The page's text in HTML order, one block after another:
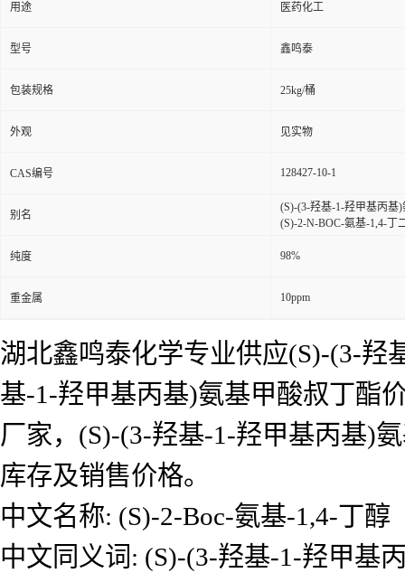
用途 医药化工
型号 鑫鸣泰
包装规格 25kg/桶
外观 见实物
CAS编号 128427-10-1
别名
(S)-(3-羟基-1-羟甲基丙基
(S)-2-N-BOC-氨基-1,4-丁
纯度 98%
重金属 10ppm
湖北鑫鸣泰化学专业供应(S)-(3-羟
基-1-羟甲基丙基)氨基甲酸叔丁酯
厂家，(S)-(3-羟基-1-羟甲基丙基)
库存及销售价格。
中文名称: (S)-2-Boc-氨基-1,4-丁醇
中文同义词: (S)-(3-羟基-1-羟甲基